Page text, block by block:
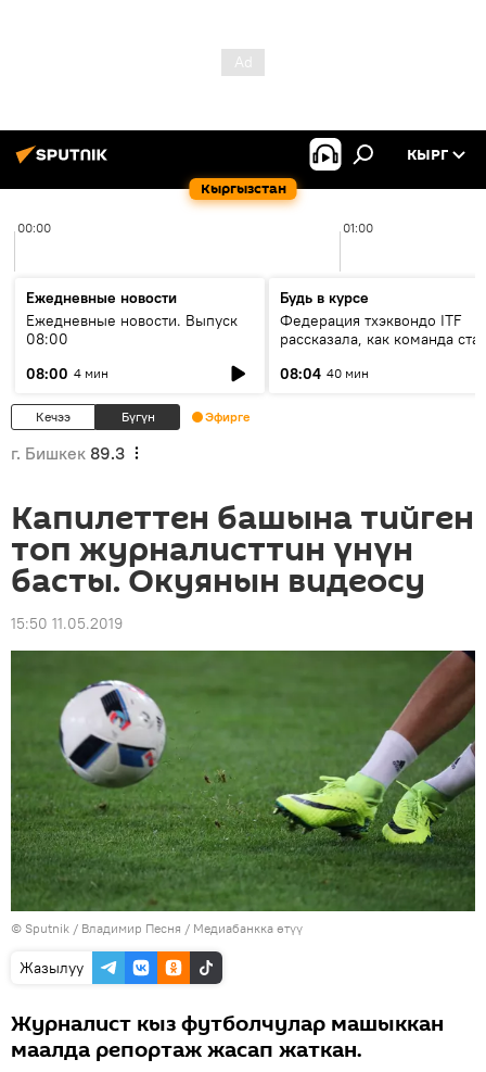
Кыргызстан
КЫРГ
00:00 01:00
Ежедневные новости
Ежедневные новости. Выпуск
08:00
08:00 4 мин
Будь в курсе
Федерация тхэквондо ITF
рассказала, как команда
08:04 40 мин
Кечээ Бүгүн Эфирге
г. Бишкек 89.3
Капилеттен башына тийген
топ журналисттин үнүн
басты. Окуянын видеосу
15:50 11.05.2019
© Sputnik / Владимир Песня / Медиабанкка өтүү
Жазылуу
Журналист кыз футболчулар машыккан
маалда репортаж жасап жаткан.